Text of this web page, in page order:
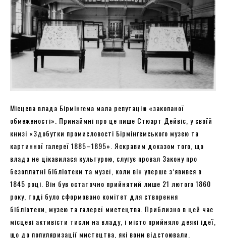
Місцева влада Бірмінгема мала репутацію «закопаної
обмеженості». Принаймні про це пише Стюарт Дейвіс, у своїй
книзі «Здобутки промисловості Бірмінгемського музею та
картинної галереї 1885–1895». Яскравим доказом того, що
влада не цікавилася культурою, слугує провал Закону про
безоплатні бібліотеки та музеї, коли він уперше з’явився в
1845 році. Він був остаточно прийнятий лише 21 лютого 1860
року, тоді було сформовано комітет для створення
бібліотеки, музею та галереї мистецтва. Приблизно в цей час
місцеві активісти тисли на владу, і місто прийняло деякі ідеї,
що до популяризації мистецтва, які вони відстоювали.